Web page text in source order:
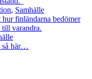
, Samhälle
finländarna bedömer
till varandra.
så här…